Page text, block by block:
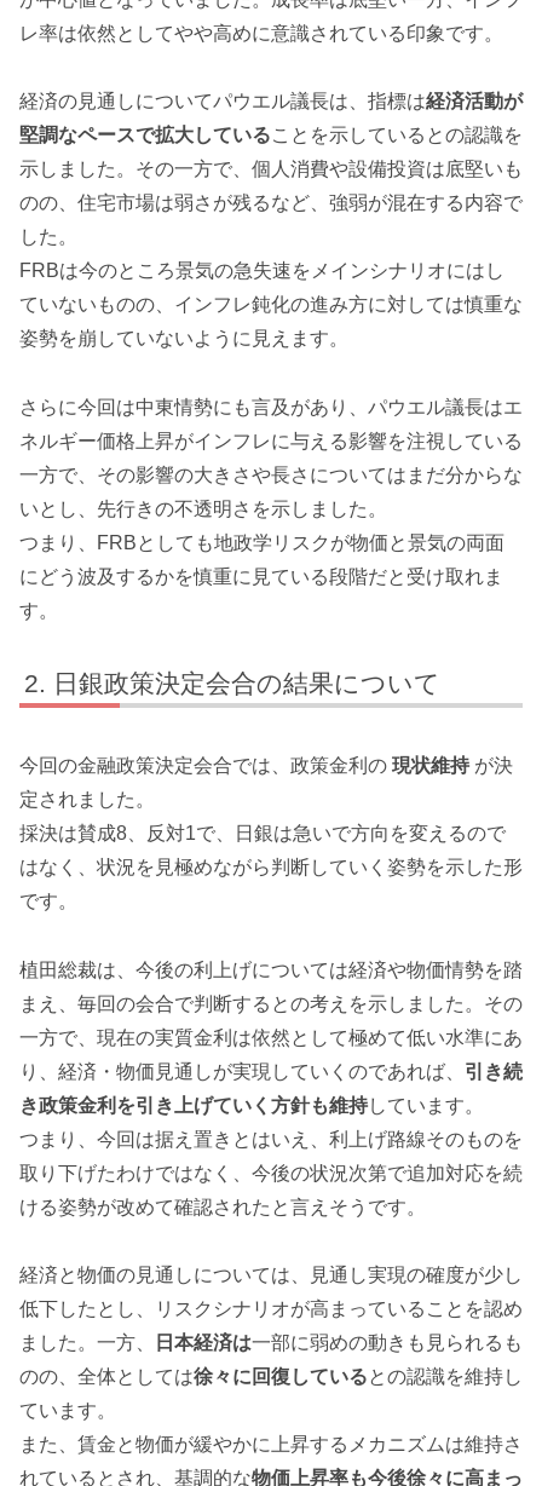
レ率は依然としてやや高めに意識されている印象です。
経済の見通しについてパウエル議長は、指標は経済活動が
堅調なペースで拡大していることを示しているとの認識を
示しました。その一方で、個人消費や設備投資は底堅いも
のの、住宅市場は弱さが残るなど、強弱が混在する内容で
した。
FRBは今のところ景気の急失速をメインシナリオにはし
ていないものの、インフレ鈍化の進み方に対しては慎重な
姿勢を崩していないように見えます。
さらに今回は中東情勢にも言及があり、パウエル議長はエ
ネルギー価格上昇がインフレに与える影響を注視している
一方で、その影響の大きさや長さについてはまだ分からな
いとし、先行きの不透明さを示しました。
つまり、FRBとしても地政学リスクが物価と景気の両面
にどう波及するかを慎重に見ている段階だと受け取れま
す。
日銀政策決定会合の結果について
今回の金融政策決定会合では、政策金利の 現状維持 が決
定されました。
採決は賛成8、反対1で、日銀は急いで方向を変えるので
はなく、状況を見極めながら判断していく姿勢を示した形
です。
植田総裁は、今後の利上げについては経済や物価情勢を踏
まえ、毎回の会合で判断するとの考えを示しました。その
一方で、現在の実質金利は依然として極めて低い水準にあ
り、経済・物価見通しが実現していくのであれば、 引き続
き政策金利を引き上げていく方針も維持しています。
つまり、今回は据え置きとはいえ、利上げ路線そのものを
取り下げたわけではなく、今後の状況次第で追加対応を続
ける姿勢が改めて確認されたと言えそうです。
経済と物価の見通しについては、見通し実現の確度が少し
低下したとし、リスクシナリオが高まっていることを認め
ました。一方、
日本経済は一部に弱めの動きも見られるも
のの、全体としては徐々に回復しているとの認識を維持し
ています。
また、賃金と物価が緩やかに上昇するメカニズムは維持さ
れているとされ、基調的な物価上昇率も今後徐々に高まっ